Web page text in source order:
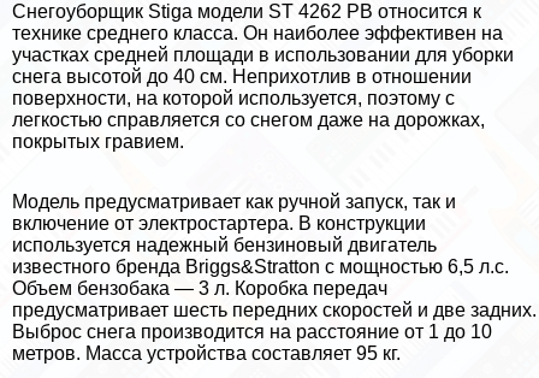
Снегоуборщик Stiga модели ST 4262 PB относится к
технике среднего класса. Он наиболее эффективен на
участках средней площади в использовании для уборки
снега высотой до 40 см. Неприхотлив в отношении
поверхности, на которой используется, поэтому с
легкостью справляется со снегом даже на дорожках,
покрытых гравием.
Модель предусматривает как ручной запуск, так и
включение от электростартера. В конструкции
используется надежный бензиновый двигатель
известного бренда Briggs&Stratton с мощностью 6,5 л.с.
Объем бензобака — 3 л. Коробка передач
предусматривает шесть передних скоростей и две задних.
Выброс снега производится на расстояние от 1 до 10
метров. Масса устройства составляет 95 кг.